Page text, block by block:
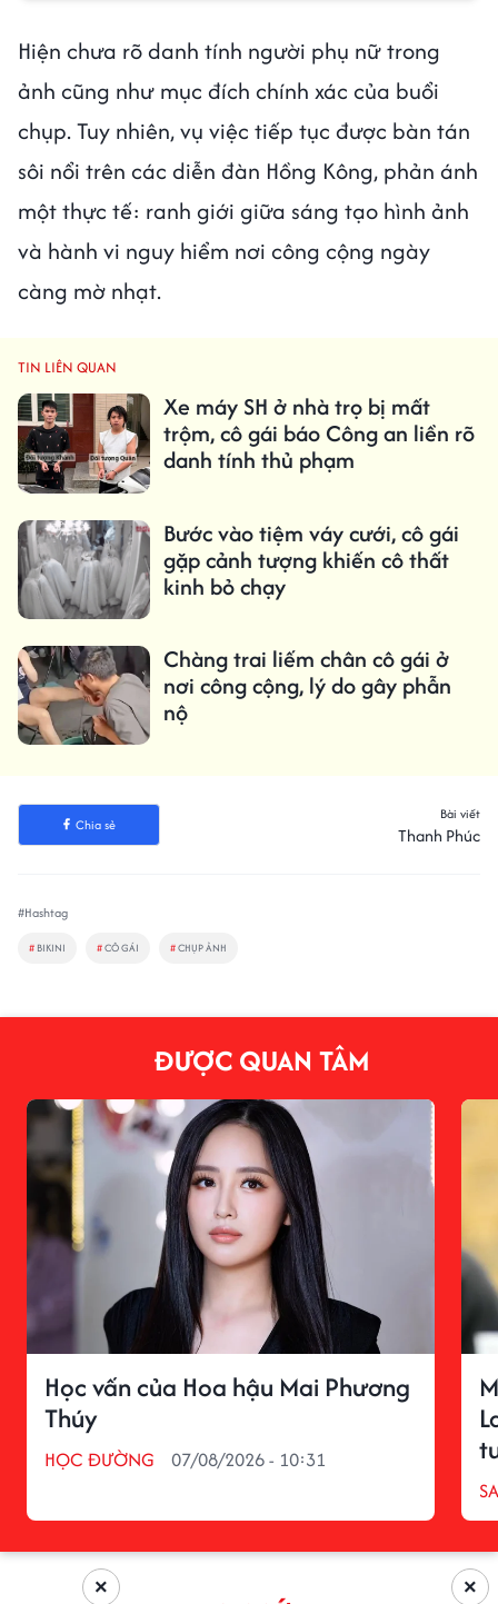
Hiện chưa rõ danh tính người phụ nữ trong
ảnh cũng như mục đích chính xác của buổi
chụp. Tuy nhiên, vụ việc tiếp tục được bàn tán
sôi nổi trên các diễn đàn Hồng Kông, phản ánh
một thực tế: ranh giới giữa sáng tạo hình ảnh
và hành vi nguy hiểm nơi công cộng ngày
càng mờ nhạt.
TIN LIÊN QUAN
Xe máy SH ở nhà trọ bị mất
trộm, cô gái báo Công an liền rõ
danh tính thủ phạm
Bước vào tiệm váy cưới, cô gái
gặp cảnh tượng khiến cô thất
kinh bỏ chạy
Chàng trai liếm chân cô gái ở
nơi công cộng, lý do gây phẫn
nộ
Chia sẻ
Bài viết
Thanh Phúc
#Hashtag
# BIKINI #CÔ GÁI #CHỤP ẢNH
ĐƯỢC QUAN TÂM
Học vấn của Hoa hậu Mai Phương
Thúy
HỌC ĐƯỜNG 07/08/2026 - 10:31
×
×